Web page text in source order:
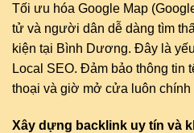
Tối ưu hóa Google Map
tử và người dân dễ dàng tìm
kiện tại Bình Dương. Đây là
Local SEO. Đảm bảo thông tin
thoại và giờ mở cửa luôn chính
Xây dựng backlink uy tín và